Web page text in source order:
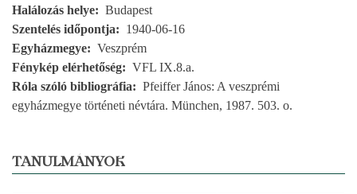
Halálozás helye
Budapest
Szentelés időpontja
1940-06-16
Egyházmegye
Veszprém
Fénykép elérhetőség
VFL IX.8.a.
Róla szóló bibliográfia
Pfeiffer János: A veszprémi
egyházmegye történeti névtára. München, 1987. 503. o.
TANULMÁNYOK